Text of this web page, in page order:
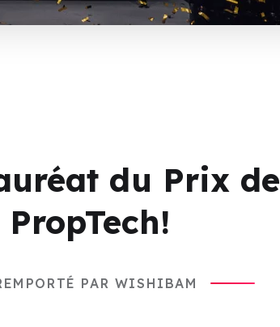
du Prix de
PAR WISHIBAM